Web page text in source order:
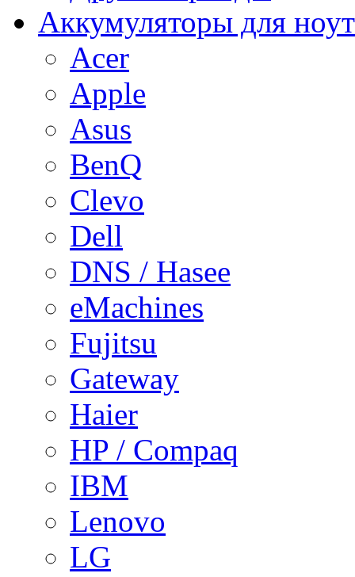
Аккумуляторы для
Acer
Apple
Asus
BenQ
Clevo
Dell
DNS / Hasee
eMachines
Fujitsu
Gateway
Haier
HP / Compaq
IBM
Lenovo
LG